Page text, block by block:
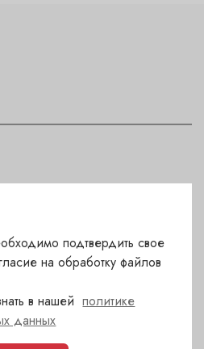
подтвердить свое
на обработку файлов
в нашейполитике
данных